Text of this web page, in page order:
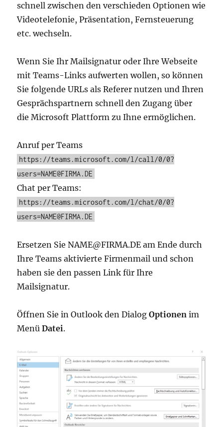
schnell zwischen den verschieden Optionen wie
Videotelefonie, Präsentation, Fernsteuerung
etc. wechseln.
Wenn Sie Ihr Mailsignatur oder Ihre Webseite
mit Teams-Links aufwerten wollen, so können
Sie folgende URLs als Referer nutzen und Ihren
Gesprächspartnern schnell den Zugang über
die Microsoft Plattform zu Ihne ermöglichen.
Anruf per Teams
https://teams.microsoft.com/l/call/0/0?
users=NAME@FIRMA.DE
Chat per Teams:
https://teams.microsoft.com/l/chat/0/0?
users=NAME@FIRMA.DE
Ersetzen Sie NAME@FIRMA.DE am Ende durch
Ihre Teams aktivierte Firmenmail und schon
haben sie den passen Link für Ihre
Mailsignatur.
Öffnen Sie in Outlook den DialogOptionenim
MenüDatei.